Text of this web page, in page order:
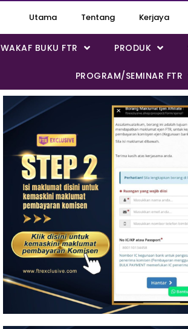
Utama Tentang Kerjaya
WAKAF BUKU FTR PRODUK
PROGRAM/SEMINAR FTR